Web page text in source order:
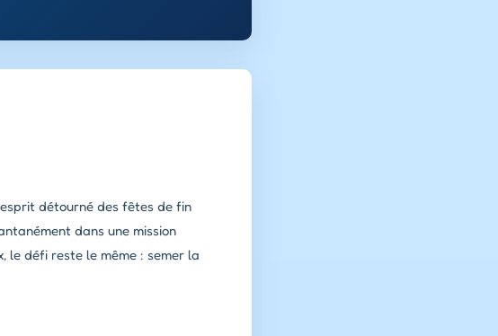
détourné des fêtes de fin
dans une mission
le défi reste le même : semer la